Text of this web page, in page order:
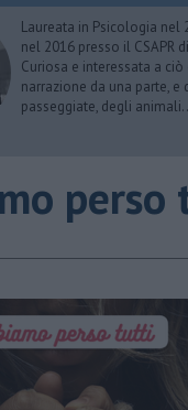
Laureata in Psicologia nel
nel 2016 presso il CSAPR
Curiosa e interessata a
narrazione da una parte,
passeggiate, degli